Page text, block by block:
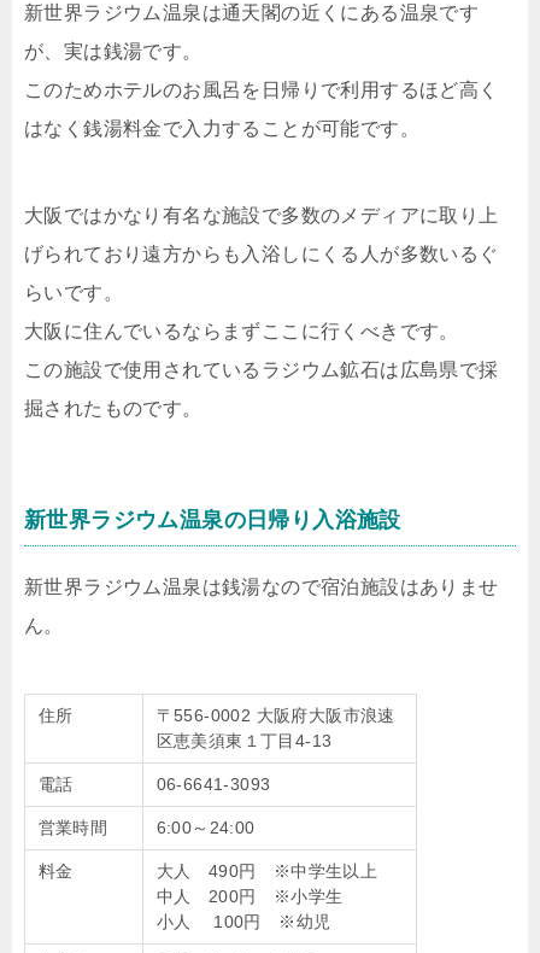
新世界ラジウム温泉は通天閣の近くにある温泉です
が、実は銭湯です。
このためホテルのお風呂を日帰りで利用するほど高く
はなく銭湯料金で入力することが可能です。
大阪ではかなり有名な施設で多数のメディアに取り上
げられており遠方からも入浴しにくる人が多数いるぐ
らいです。
大阪に住んでいるならまずここに行くべきです。
この施設で使用されているラジウム鉱石は広島県で採
掘されたものです。
新世界ラジウム温泉の日帰り入浴施設
新世界ラジウム温泉は銭湯なので宿泊施設はありませ
ん。
住所
〒556-0002 大阪府大阪市浪速
区恵美須東１丁目4-13
電話 06-6641-3093
営業時間 6:00～24:00
料金
大人 490円 ※中学生以上
中人 200円 ※小学生
小人 100円 ※幼児